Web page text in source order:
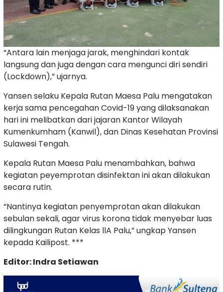
“Antara lain menjaga jarak, menghindari kontak
langsung dan juga dengan cara mengunci diri sendiri
(Lockdown),” ujarnya.
Yansen selaku Kepala Rutan Maesa Palu mengatakan
kerja sama pencegahan Covid-19 yang dilaksanakan
hari ini melibatkan dari jajaran Kantor Wilayah
Kumenkumham (Kanwil), dan Dinas Kesehatan Provinsi
Sulawesi Tengah.
Kepala Rutan Maesa Palu menambahkan, bahwa
kegiatan peyemprotan disinfektan ini akan dilakukan
secara rutin.
“Nantinya kegiatan penyemprotan akan dilakukan
sebulan sekali, agar virus korona tidak menyebar luas
dilingkungan Rutan Kelas llA Palu,” ungkap Yansen
kepada Kailipost. ***
Editor: Indra Setiawan